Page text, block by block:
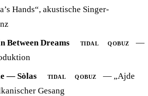
Hands“, akustische Singer-
Between Dreams
TIDAL QOBUZ
—
— Sòlas
TIDAL QOBUZ
— „Ajde
Gesang